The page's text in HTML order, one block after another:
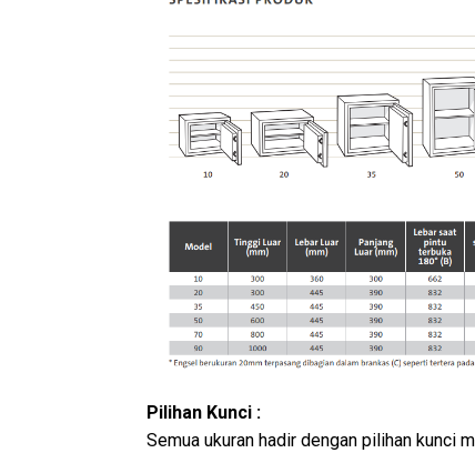
Pilihan Kunci :
Semua ukuran hadir dengan pilihan kunci